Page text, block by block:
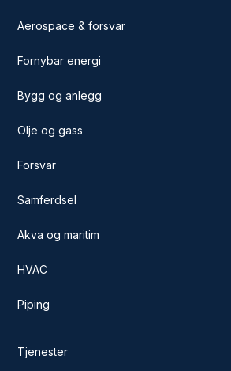
Aerospace & forsvar
Fornybar energi
Bygg og anlegg
Olje og gass
Forsvar
Samferdsel
Akva og maritim
HVAC
Piping
Tjenester